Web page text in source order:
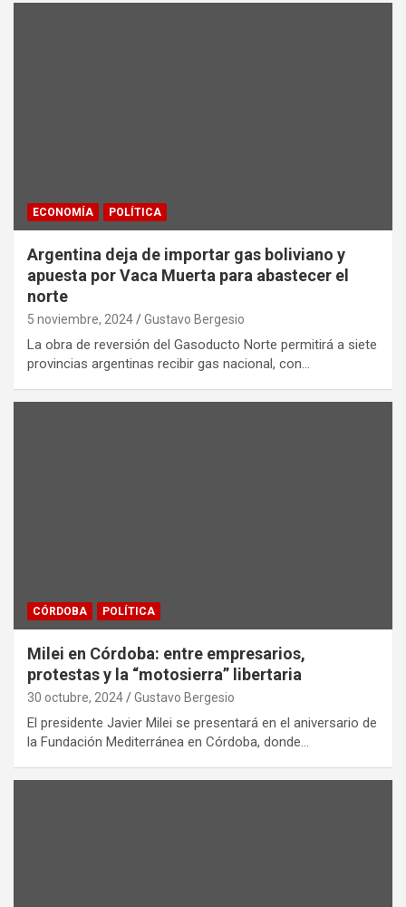
ECONOMÍA POLÍTICA
Argentina deja de importar gas boliviano y
apuesta por Vaca Muerta para abastecer el
norte
5 noviembre, 2024 Gustavo Bergesio
La obra de reversión del Gasoducto Norte permitirá a siete
provincias argentinas recibir gas nacional, con…
CÓRDOBA POLÍTICA
Milei en Córdoba: entre empresarios,
protestas y la “motosierra” libertaria
30 octubre, 2024 Gustavo Bergesio
El presidente Javier Milei se presentará en el aniversario de
la Fundación Mediterránea en Córdoba, donde…